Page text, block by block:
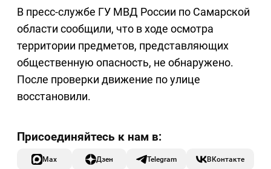
В пресс-службе ГУ МВД России по Самарской
области сообщили, что в ходе осмотра
территории предметов, представляющих
общественную опасность, не обнаружено.
После проверки движение по улице
восстановили.
Max Дзен Telegram ВКонтакте